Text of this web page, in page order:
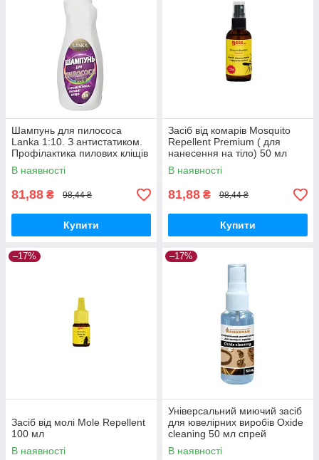
Шампунь для пилососа
Lanka 1:10. З антистатиком.
Профілактика пилових кліщів
1 л
В наявності
81,88 ₴ 98,44 ₴
Купити
Засіб від комарів Mosquito
Repellent Premium ( для
нанесення на тіло) 50 мл
В наявності
81,88 ₴ 98,44 ₴
Купити
–17%
Засіб від молі Mole Repellent
100 мл
В наявності
–17%
Універсальний миючий засіб
для ювелірних виробів Oxide
cleaning 50 мл спрей
В наявності